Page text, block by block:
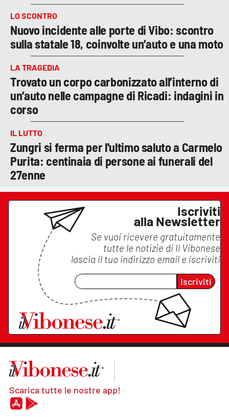
LO SCONTRO
Nuovo incidente alle porte di Vibo: scontro
sulla statale 18, coinvolte un’auto e una moto
LA TRAGEDIA
Trovato un corpo carbonizzato all’interno di
un’auto nelle campagne di Ricadi: indagini in
corso
IL LUTTO
Zungri si ferma per l'ultimo saluto a Carmelo
Purita: centinaia di persone ai funerali del
27enne
Iscriviti
alla Newsletter
Se vuoi ricevere gratuitamente
tutte le notizie di Il Vibonese
lascia il tuo indirizzo email e iscriviti
Iscriviti
Scarica tutte le nostre app!